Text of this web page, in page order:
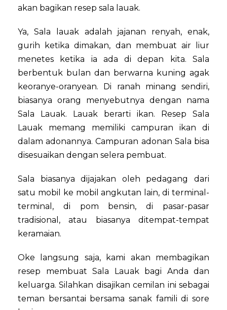
akan bagikan resep sala lauak.
Ya, Sala lauak adalah jajanan renyah, enak,
gurih ketika dimakan, dan membuat air liur
menetes ketika ia ada di depan kita. Sala
berbentuk bulan dan berwarna kuning agak
keoranye-oranyean. Di ranah minang sendiri,
biasanya orang menyebutnya dengan nama
Sala Lauak. Lauak berarti ikan. Resep Sala
Lauak memang memiliki campuran ikan di
dalam adonannya. Campuran adonan Sala bisa
disesuaikan dengan selera pembuat.
Sala biasanya dijajakan oleh pedagang dari
satu mobil ke mobil angkutan lain, di terminal-
terminal, di pom bensin, di pasar-pasar
tradisional, atau biasanya ditempat-tempat
keramaian.
Oke langsung saja, kami akan membagikan
resep membuat Sala Lauak bagi Anda dan
keluarga. Silahkan disajikan cemilan ini sebagai
teman bersantai bersama sanak famili di sore